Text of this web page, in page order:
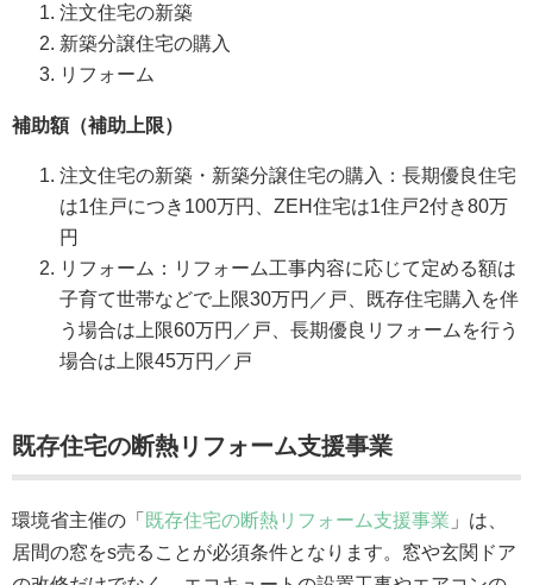
注文住宅の新築
新築分譲住宅の購入
リフォーム
補助額（補助上限）
注文住宅の新築・新築分譲住宅の購入：長期優良住宅
は1住戸につき100万円、ZEH住宅は1住戸2付き80万
円
リフォーム：リフォーム工事内容に応じて定める額は
子育て世帯などで上限30万円／戸、既存住宅購入を伴
う場合は上限60万円／戸、長期優良リフォームを行う
場合は上限45万円／戸
既存住宅の断熱リフォーム支援事業
環境省主催の「 既存住宅の断熱リフォーム支援事業 」は、
居間の窓をs売ることが必須条件となります。窓や玄関ドア